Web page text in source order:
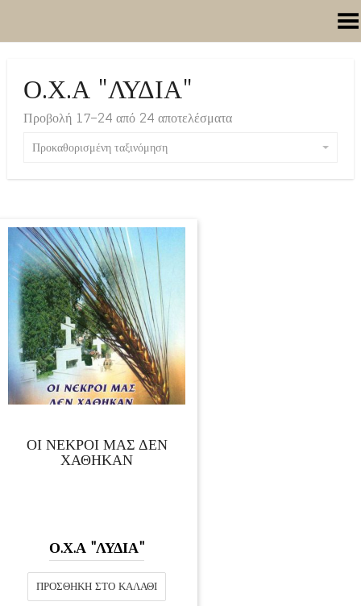
Toggle Menu
Ο.Χ.Α "ΛΥΔΙΑ"
Προβολή 17–24 από 24 αποτελέσματα
Προκαθορισμένη ταξινόμηση
ΟΙ ΝΕΚΡΟΙ ΜΑΣ ΔΕΝ
ΧΑΘΗΚΑΝ
Ο.Χ.Α "ΛΥΔΙΑ"
ΠΡΟΣΘΉΚΗ ΣΤΟ ΚΑΛΆΘΙ